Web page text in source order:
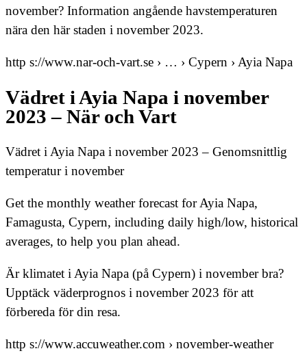
november? Information angående havstemperaturen
nära den här staden i november 2023.
http s://www.nar-och-vart.se › … › Cypern › Ayia Napa
Vädret i Ayia Napa i november
2023 – När och Vart
Vädret i Ayia Napa i november 2023 – Genomsnittlig
temperatur i november
Get the monthly weather forecast for Ayia Napa,
Famagusta, Cypern, including daily high/low, historical
averages, to help you plan ahead.
Är klimatet i Ayia Napa (på Cypern) i november bra?
Upptäck väderprognos i november 2023 för att
förbereda för din resa.
http s://www.accuweather.com › november-weather